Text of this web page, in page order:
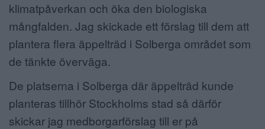
klimatpåverkan och öka den biologiska
mångfalden. Jag skickade ett förslag till dem att
plantera flera äppelträd i Solberga området som
de tänkte överväga.
De platserna i Solberga där äppelträd kunde
planteras tillhör Stockholms stad så därför
skickar jag medborgarförslag till er på